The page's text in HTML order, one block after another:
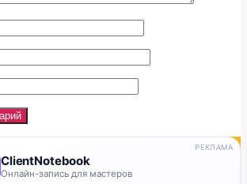
ClientNotebook
Онлайн-запись для мастеров
РЕКЛАМА